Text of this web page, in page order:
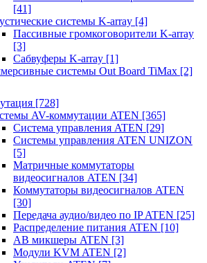
[41]
системы K-array [4]
Пассивные громкоговорители K-array
[3]
Сабвуферы K-array [1]
системы Out Board TiMax [2]
[728]
AV-коммутации ATEN [365]
Система управления ATEN [29]
Системы управления ATEN UNIZON
[5]
Матричные коммутаторы
видеосигналов ATEN [34]
Коммутаторы видеосигналов ATEN
[30]
Передача аудио/видео по IP ATEN [25]
Распределение питания ATEN [10]
АВ микшеры ATEN [3]
Модули KVM ATEN [2]